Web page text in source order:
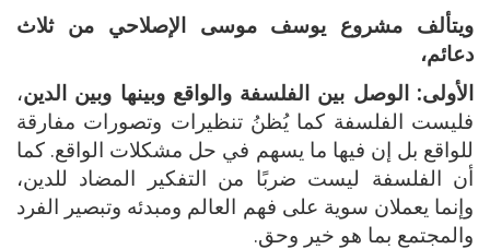
ويتألف مشروع يوسف موسى الإصلاحي من ثلاث
دعائم،
الأولى: الوصل بين الفلسفة والواقع وبينها وبين الدين،
فليست الفلسفة كما يُظنُ تنظيرات وتصورات مفارقة
للواقع بل إن فيها ما يسهم في حل مشكلات الواقع. كما
أن الفلسفة ليست ضربًا من التفكير المضاد للدين،
وإنما يعملان سوية على فهم العالم ومبدئه وتبصير الفرد
والمجتمع بما هو خير وحق.